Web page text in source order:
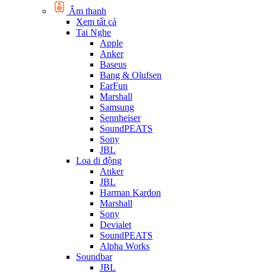
Âm thanh
Xem tất cả
Tai Nghe
Apple
Anker
Baseus
Bang & Olufsen
EarFun
Marshall
Samsung
Sennheiser
SoundPEATS
Sony
JBL
Loa di động
Anker
JBL
Harman Kardon
Marshall
Sony
Devialet
SoundPEATS
Alpha Works
Soundbar
JBL